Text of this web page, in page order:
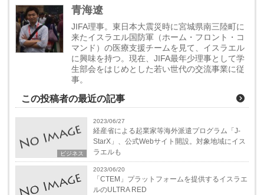
青海遼
JIFA理事。東日本大震災時に宮城県南三陸町に
来たイスラエル国防軍（ホーム・フロント・コ
マンド）の医療支援チームを見て、イスラエル
に興味を持つ。現在、JIFA最年少理事として学
生部会をはじめとした若い世代の交流事業に従
事。
この投稿者の最近の記事
ビジネス
2023/06/27
経産省による起業家等海外派遣プログラム「J-
StarX」、公式Webサイト開設。対象地域にイス
ラエルも
2023/06/20
「CTEM」プラットフォームを提供するイスラエ
ルのULTRA RED